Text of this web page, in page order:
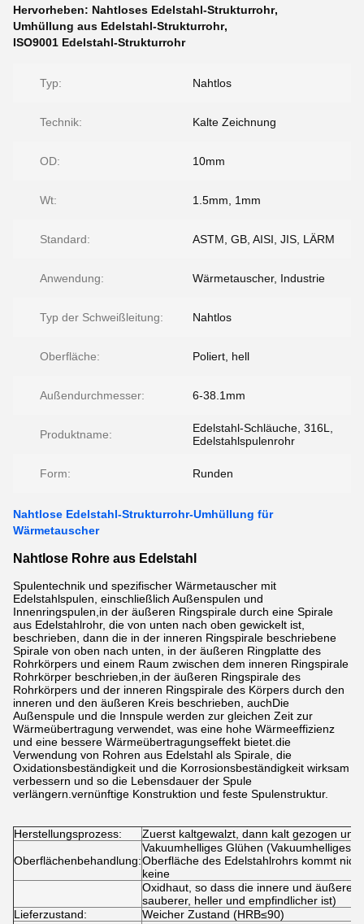
Hervorheben: Nahtloses Edelstahl-Strukturrohr,
Umhüllung aus Edelstahl-Strukturrohr,
ISO9001 Edelstahl-Strukturrohr
Typ: Nahtlos
Technik: Kalte Zeichnung
OD: 10mm
Wt: 1.5mm, 1mm
Standard: ASTM, GB, AISI, JIS, LÄRM
Anwendung: Wärmetauscher, Industrie
Typ der Schweißleitung: Nahtlos
Oberfläche: Poliert, hell
Außendurchmesser: 6-38.1mm
Produktname:
Edelstahl-Schläuche, 316L,
Edelstahlspulenrohr
Form: Runden
Nahtlose Edelstahl-Strukturrohr-Umhüllung für
Wärmetauscher
Nahtlose Rohre aus Edelstahl
Spulentechnik und spezifischer Wärmetauscher mit
Edelstahlspulen, einschließlich Außenspulen und
Innenringspulen,in der äußeren Ringspirale durch eine Spirale
aus Edelstahlrohr, die von unten nach oben gewickelt ist,
beschrieben, dann die in der inneren Ringspirale beschriebene
Spirale von oben nach unten, in der äußeren Ringplatte des
Rohrkörpers und einem Raum zwischen dem inneren Ringspirale
Rohrkörper beschrieben,in der äußeren Ringspirale des
Rohrkörpers und der inneren Ringspirale des Körpers durch den
inneren und den äußeren Kreis beschrieben, auchDie
Außenspule und die Innspule werden zur gleichen Zeit zur
Wärmeübertragung verwendet, was eine hohe Wärmeeffizienz
und eine bessere Wärmeübertragungseffekt bietet.die
Verwendung von Rohren aus Edelstahl als Spirale, die
Oxidationsbeständigkeit und die Korrosionsbeständigkeit wirksam
verbessern und so die Lebensdauer der Spule
verlängern.vernünftige Konstruktion und feste Spulenstruktur.
Herstellungsprozess: Zuerst kaltgewalzt, dann kalt gezogen und
Oberflächenbehandlung:
Vakuumhelliges Glühen (Vakuumhelliges
Oberfläche des Edelstahlrohrs kommt
keine
Oxidhaut, so dass die innere und äußere
sauberer, heller und empfindlicher ist)
Lieferzustand:
Weicher Zustand (HRB≤90)